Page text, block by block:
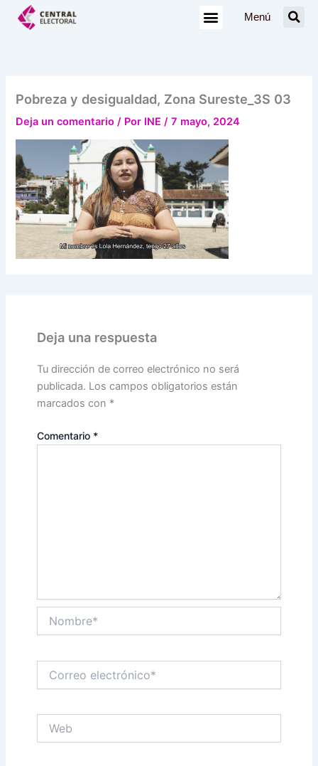
Menú
Pobreza y desigualdad, Zona Sureste_3S 03
Deja un comentario / Por INE/7 mayo, 2024
Deja una respuesta
Tu dirección de correo electrónico no será
publicada. Los campos obligatorios están
marcados con *
Comentario *
electrónico*